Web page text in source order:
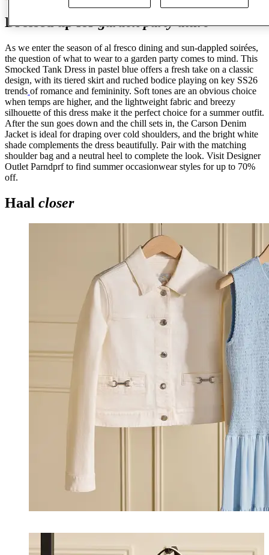
Dressed up forgarden party attire
As we enter the season of al fresco dining and sun-dappled soirées,
the question of what to wear to a garden party comes to mind. This
Smocked Tank Dress in pastel blue offers a fresh take on a classic
design, with its tiered skirt and ruched bodice playing on key SS26
trends of romance and femininity. Soft tones are an obvious choice
when temps are higher, and the lightweight fabric and breezy
silhouette of this dress make it the perfect choice for a summer outfit.
After the sun goes down and the chill sets in, the Carson Denim
Jacket is ideal for draping over cold shoulders, and the bright white
shade complements the dress beautifully. Pair with the matching
shoulder bag and a neutral heel to complete the look. Visit Designer
Outlet Parndprf to find summer occasionwear styles for up to 70%
off.
Haal closer